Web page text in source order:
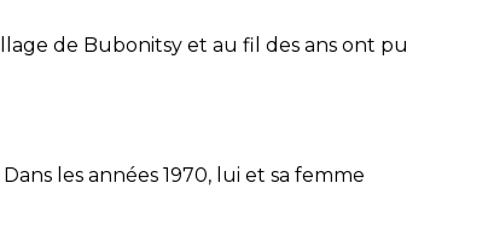
de Bubonitsy et au fil des ans ont pu
les années 1970, lui et sa femme